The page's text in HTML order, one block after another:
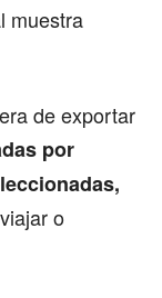
muestra
de exportar
por
o